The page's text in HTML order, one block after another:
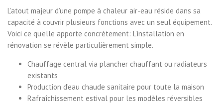
L’atout majeur d’une pompe à chaleur air-eau réside dans sa
capacité à couvrir plusieurs fonctions avec un seul équipement.
Voici ce qu’elle apporte concrètement: L’installation en
rénovation se révèle particulièrement simple.
Chauffage central via plancher chauffant ou radiateurs
existants
Production d’eau chaude sanitaire pour toute la maison
Rafraîchissement estival pour les modèles réversibles